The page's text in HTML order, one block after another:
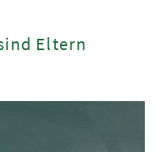
Eltern